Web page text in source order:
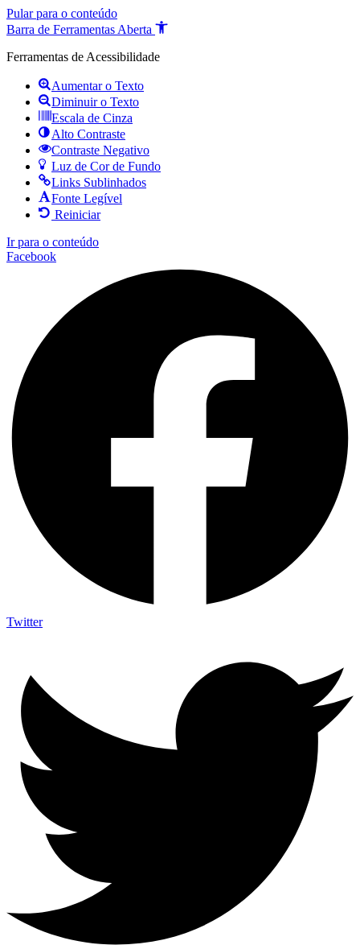
Pular para o conteúdo
Barra de Ferramentas Aberta
Ferramentas de Acessibilidade
Aumentar o Texto
Diminuir o Texto
Escala de Cinza
Alto Contraste
Contraste Negativo
Luz de Cor de Fundo
Links Sublinhados
Fonte Legível
Reiniciar
Ir para o conteúdo
Facebook
Twitter